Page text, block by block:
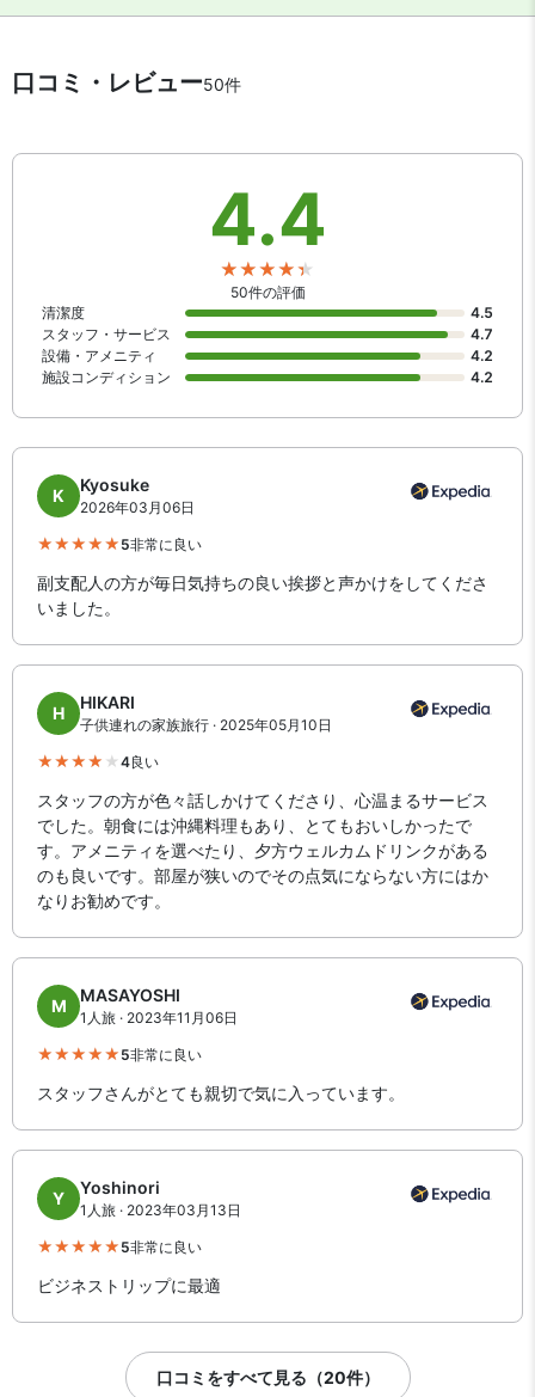
口コミ・レビュー50件
4.4
50件の評価
清潔度
4.5
スタッフ・サービス
4.7
設備・アメニティ
4.2
施設コンディション
4.2
K
Kyosuke
2026年03月06日
5非常に良い
副支配人の方が毎日気持ちの良い挨拶と声かけをしてくださ
いました。
H
HIKARI
子供連れの家族旅行 · 2025年05月10日
4良い
スタッフの方が色々話しかけてくださり、心温まるサービス
でした。朝食には沖縄料理もあり、とてもおいしかったで
す。アメニティを選べたり、夕方ウェルカムドリンクがある
のも良いです。部屋が狭いのでその点気にならない方にはか
なりお勧めです。
M
MASAYOSHI
1人旅 · 2023年11月06日
5非常に良い
スタッフさんがとても親切で気に入っています。
Y
Yoshinori
1人旅 · 2023年03月13日
5非常に良い
ビジネストリップに最適
口コミをすべて見る（20件）